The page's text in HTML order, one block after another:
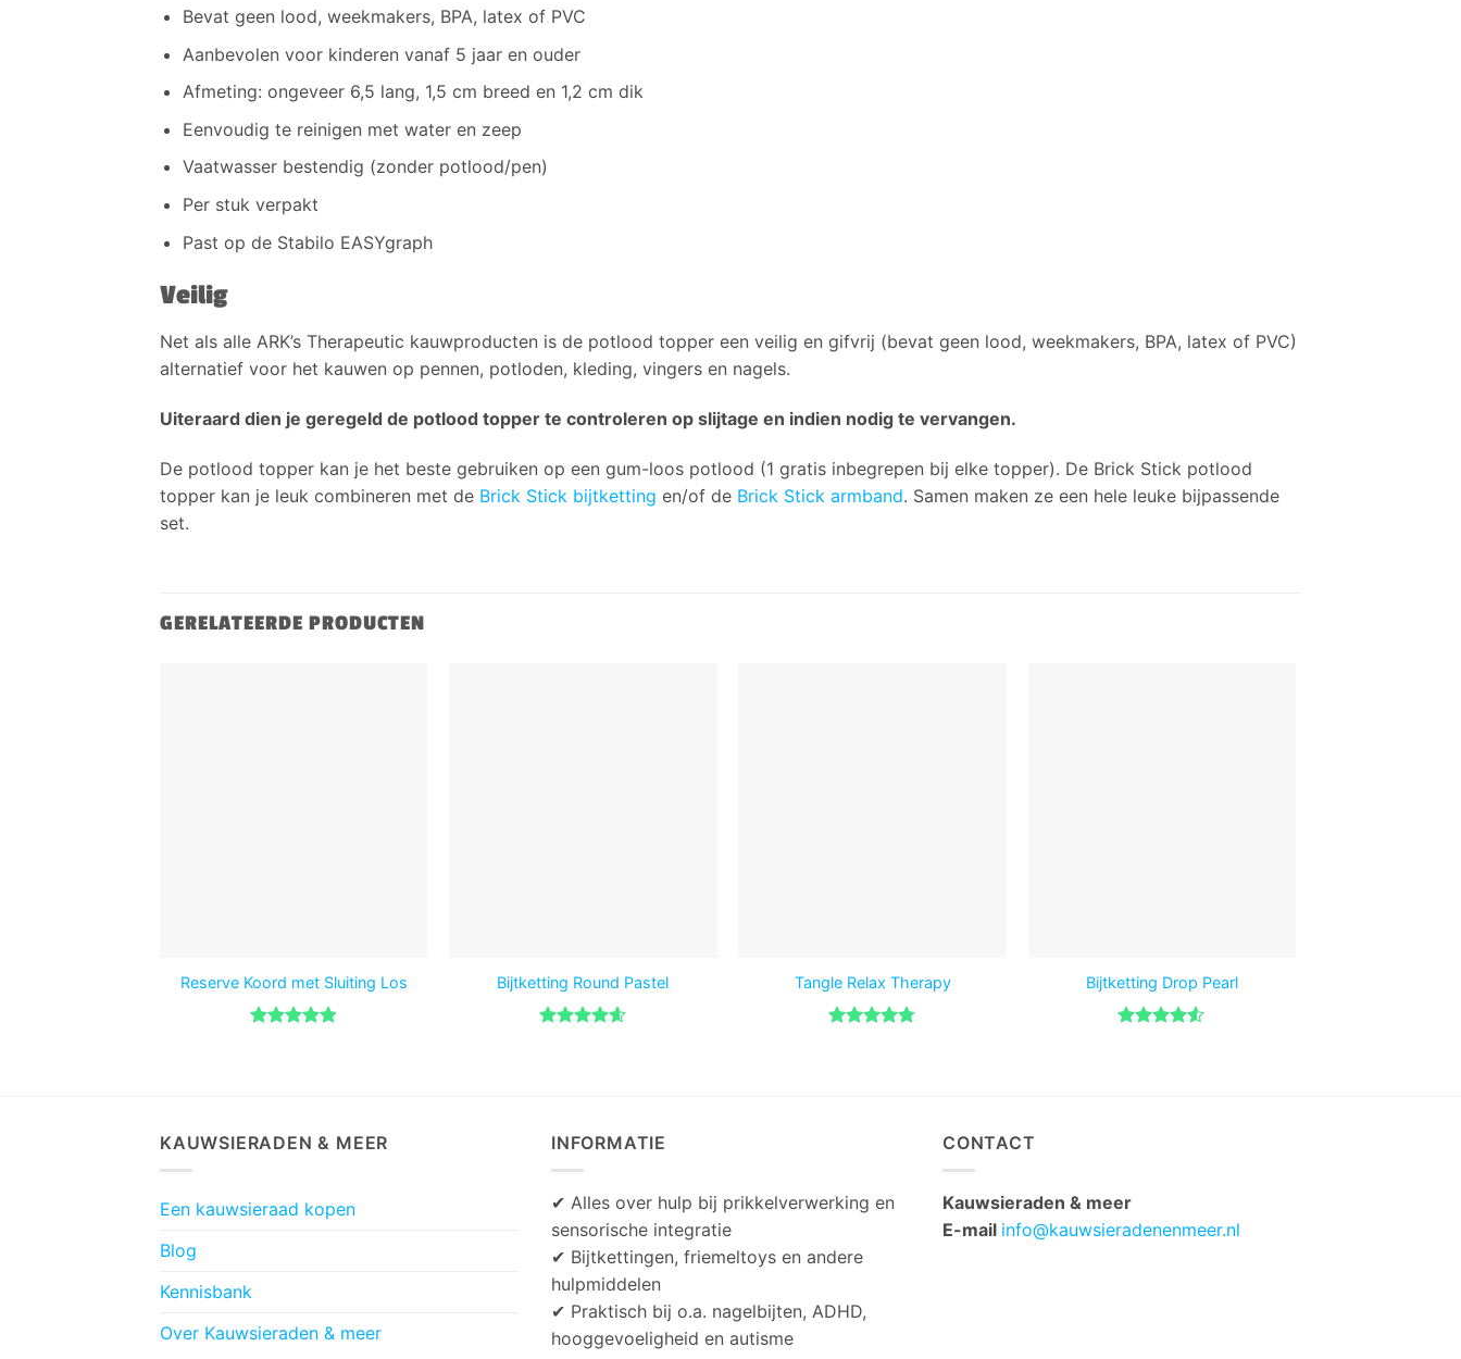
Bevat geen lood, weekmakers, BPA, latex of PVC
Aanbevolen voor kinderen vanaf 5 jaar en ouder
Afmeting: ongeveer 6,5 lang, 1,5 cm breed en 1,2 cm dik
Eenvoudig te reinigen met water en zeep
Vaatwasser bestendig (zonder potlood/pen)
Per stuk verpakt
Past op de Stabilo EASYgraph
Veilig
Net als alle ARK’s Therapeutic kauwproducten is de potlood topper een veilig en gifvrij (bevat geen lood, weekmakers, BPA, latex of PVC)
alternatief voor het kauwen op pennen, potloden, kleding, vingers en nagels.
Uiteraard dien je geregeld de potlood topper te controleren op slijtage en indien nodig te vervangen.
De potlood topper kan je het beste gebruiken op een gum-loos potlood (1 gratis inbegrepen bij elke topper). De Brick Stick potlood
topper kan je leuk combineren met de Brick Stick bijtketting en/of de Brick Stick armband. Samen maken ze een hele leuke bijpassende
set.
GERELATEERDE PRODUCTEN
Reserve Koord met Sluiting Los Bijtketting Round Pastel Tangle Relax Therapy Bijtketting Drop Pearl
KAUWSIERADEN & MEER
Een kauwsieraad kopen
Blog
Kennisbank
Over Kauwsieraden & meer
INFORMATIE
✔ Alles over hulp bij prikkelverwerking en
sensorische integratie
✔ Bijtkettingen, friemeltoys en andere
hulpmiddelen
✔ Praktisch bij o.a. nagelbijten, ADHD,
hooggevoeligheid en autisme
CONTACT
Kauwsieraden & meer
E-mail info@kauwsieradenenmeer.nl